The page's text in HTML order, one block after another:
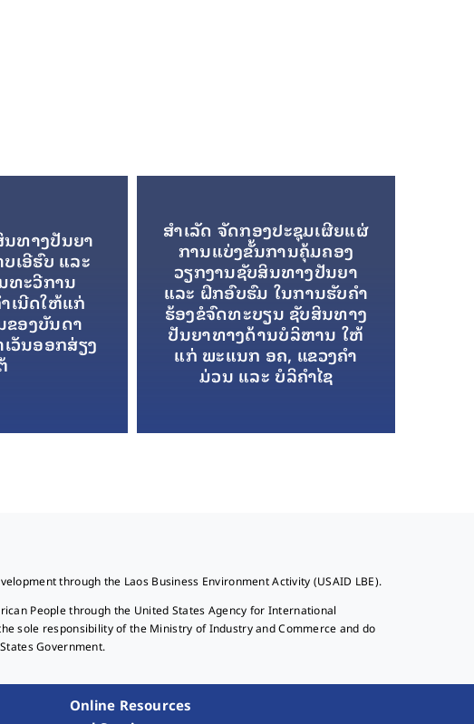
ທາງປັນຍາ
ເອີຮົບ ແລະ
ທະວີການ
ເນີດໃຫ້ແກ່
ອງບັນດາ
ວັນອອກສ່ຽງ
ສໍາເລັດ ຈັດກອງປະຊຸມເຜີຍແຜ່
ການແບ່ງຂັ້ນການຄຸ້ມຄອງ
ວຽກງານຊັບສິນທາງປັນຍາ
ແລະ ຝຶກອົບຮົມ ໃນການຮັບຄໍາ
ຮ້ອງຂໍຈົດທະບຽນ ຊັບສິນທາງ
ປັນຍາທາງດ້ານບໍລິຫານ ໃຫ້
ແກ່ ພະແນກ ອຄ, ແຂວງຄໍາ
ມ່ວນ ແລະ ບໍລິຄໍາໄຊ
through the Laos Business Environment Activity (USAID LBE).
People through the United States Agency for International
sole responsibility of the Ministry of Industry and Commerce and do
Government.
Online Resources